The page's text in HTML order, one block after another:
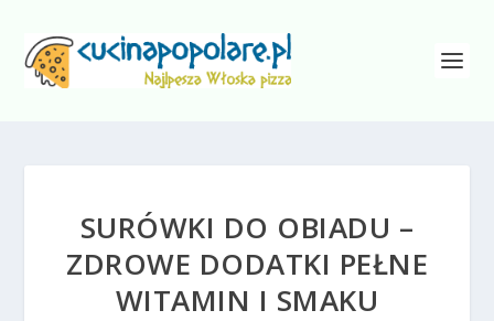
SURÓWKI DO OBIADU –
ZDROWE DODATKI PEŁNE
WITAMIN I SMAKU